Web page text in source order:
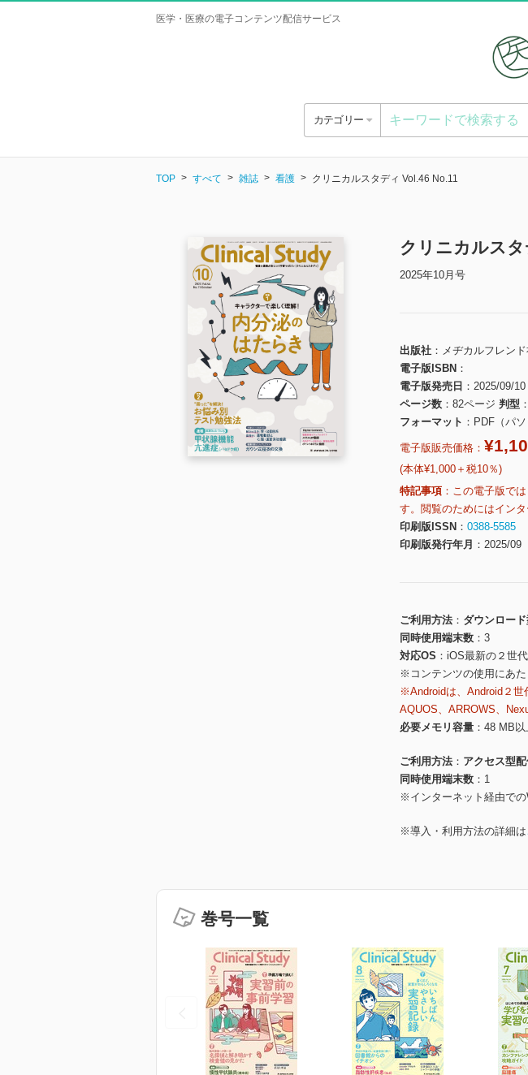
医学・医療の電子コンテンツ配信サービス
カテゴリー
TOP すべて 雑誌 看護 クリニカルスタディ Vol.46 No.11
クリニカルスタ
2025年10月号
出版社
メヂカルフレンド
電子版ISBN
電子版発売日
2025/09/10
ページ数
82ページ 判型
フォーマット
PDF（パ
電子版販売価格：
(本体¥1,000＋税10％)
特記事項
この電子版で
す。閲覧のためにはイン
印刷版ISSN
0388-5585
印刷版発行年月
2025/09
ご利用方法
ダウンロー
同時使用端末数
3
対応OS
iOS最新の２世
※コンテンツの使用にあ
※Androidは、Android２世
AQUOS、ARROWS、
必要メモリ容量
48 MB以
ご利用方法
アクセス型配
同時使用端末数
1
※インターネット経由で
※導入・利用方法の詳細は
巻号一覧